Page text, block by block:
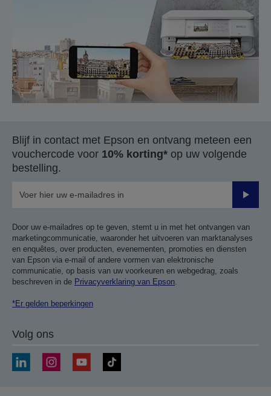
Blijf in contact met Epson en ontvang meteen een
vouchercode voor 10% korting* op uw volgende
bestelling.
Door uw e-mailadres op te geven, stemt u in met het ontvangen van
marketingcommunicatie, waaronder het uitvoeren van marktanalyses
en enquêtes, over producten, evenementen, promoties en diensten
van Epson via e-mail of andere vormen van elektronische
communicatie, op basis van uw voorkeuren en webgedrag, zoals
beschreven in de Privacyverklaring van Epson.
*Er gelden beperkingen
Volg ons